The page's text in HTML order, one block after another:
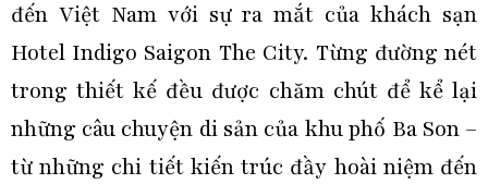
đến Việt Nam với sự ra mắt của khách sạn
Hotel Indigo Saigon The City. Từng đường nét
trong thiết kế đều được chăm chút để kể lại
những câu chuyện di sản của khu phố Ba Son –
từ những chi tiết kiến trúc đầy hoài niệm đến